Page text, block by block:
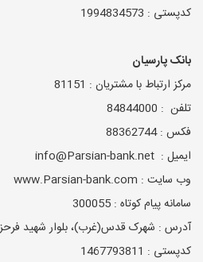
کدپستی : 1994834573
بانک پارسیان
مرکز ارتباط با مشتریان : 81151
تلفن : 84844000
فکس : 88362744
ایمیل : info@Parsian-bank.net
وب سایت : www.Parsian-bank.com
سامانه پیام کوتاه : 300055
آدرس : شهرک قدس(غرب)، بلوار شهید
کدپستی : 1467793811